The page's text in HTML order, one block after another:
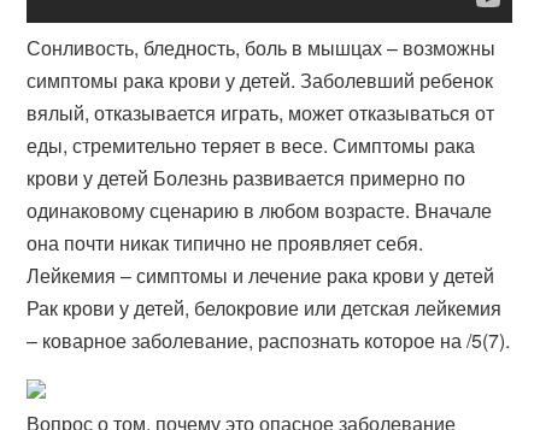
Сонливость, бледность, боль в мышцах – возможны
симптомы рака крови у детей. Заболевший ребенок
вялый, отказывается играть, может отказываться от
еды, стремительно теряет в весе. Симптомы рака
крови у детей Болезнь развивается примерно по
одинаковому сценарию в любом возрасте. Вначале
она почти никак типично не проявляет себя.
Лейкемия – симптомы и лечение рака крови у детей
Рак крови у детей, белокровие или детская лейкемия
– коварное заболевание, распознать которое на /5(7).
Вопрос о том, почему это опасное заболевание